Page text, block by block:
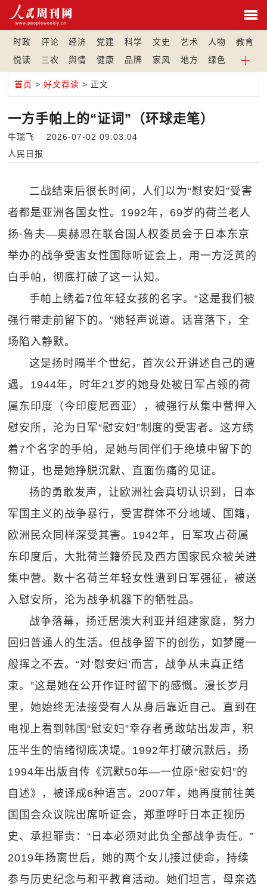
时政 评论 经济 党建 科学 文史 艺术 人物
教育
悦读
三农 舆情 健康 品牌 家风 地方 绿色
首页 >好文荐读 > 正文
一方手帕上的“证词”（环球走笔）
牛瑞飞 2026-07-02 09:03:04
人民日报
二战结束后很长时间，人们以为“慰安妇”受害
者都是亚洲各国女性。1992年，69岁的荷兰老人
扬·鲁夫—奥赫恩在联合国人权委员会于日本东京
举办的战争受害女性国际听证会上，用一方泛黄的
白手帕，彻底打破了这一认知。
手帕上绣着7位年轻女孩的名字。“这是我们被
强行带走前留下的。”她轻声说道。话音落下，全
场陷入静默。
这是扬时隔半个世纪，首次公开讲述自己的遭
遇。1944年，时年21岁的她身处被日军占领的荷
属东印度（今印度尼西亚），被强行从集中营押入
慰安所，沦为日军“慰安妇”制度的受害者。这方绣
着7个名字的手帕，是她与同伴们于绝境中留下的
物证，也是她挣脱沉默、直面伤痛的见证。
扬的勇敢发声，让欧洲社会真切认识到，日本
军国主义的战争暴行，受害群体不分地域、国籍，
欧洲民众同样深受其害。1942年，日军攻占荷属
东印度后，大批荷兰籍侨民及西方国家民众被关进
集中营。数十名荷兰年轻女性遭到日军强征，被送
入慰安所，沦为战争机器下的牺牲品。
战争落幕，扬迁居澳大利亚并组建家庭，努力
回归普通人的生活。但战争留下的创伤，如梦魇一
般挥之不去。“对‘慰安妇’而言，战争从未真正结
束。”这是她在公开作证时留下的感慨。漫长岁月
里，她始终无法接受有人从身后靠近自己。直到在
电视上看到韩国“慰安妇”幸存者勇敢站出发声，积
压半生的情绪彻底决堤。1992年打破沉默后，扬
1994年出版自传《沉默50年—一位原“慰安妇”的
自述》，被译成6种语言。2007年，她再度前往美
国国会众议院出席听证会，郑重呼吁日本正视历
史、承担罪责：“日本必须对此负全部战争责任。”
2019年扬离世后，她的两个女儿接过使命，持续
参与历史纪念与和平教育活动。她们坦言，母亲选